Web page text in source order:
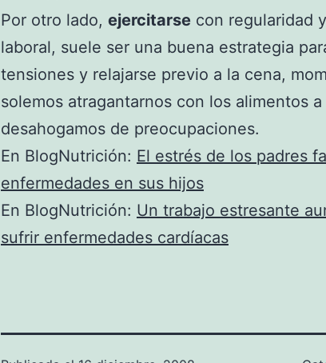
Por otro lado, ejercitarse con regularidad
laboral, suele ser una buena estrategia
tensiones y relajarse previo a la cena,
solemos atragantarnos con los alimentos
desahogamos de preocupaciones.
En BlogNutrición: El estrés de los padres
enfermedades en sus hijos
En BlogNutrición: Un trabajo estresante
sufrir enfermedades cardíacas